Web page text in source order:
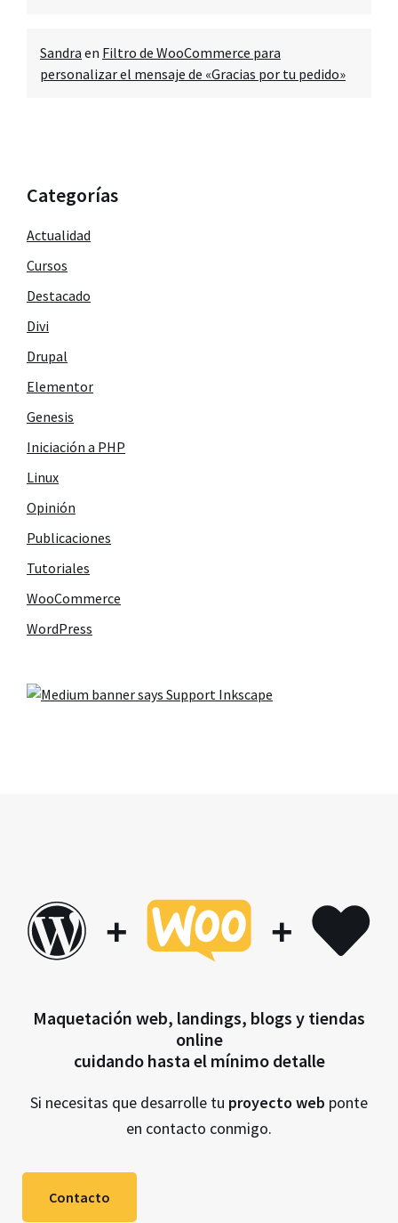
Sandra en Filtro de WooCommerce para
personalizar el mensaje de «Gracias por tu pedido»
Categorías
Actualidad
Cursos
Destacado
Divi
Drupal
Elementor
Genesis
Iniciación a PHP
Linux
Opinión
Publicaciones
Tutoriales
WooCommerce
WordPress
+ +
Maquetación web, landings, blogs y tiendas
online
cuidando hasta el mínimo detalle
Si necesitas que desarrolle tu proyecto web ponte
en contacto conmigo.
Contacto